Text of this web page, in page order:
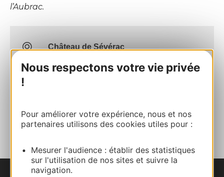
Nous respectons votre vie privée
!
Pour améliorer votre expérience, nous et nos
partenaires utilisons des cookies utiles pour :
Mesurer l'audience : établir des statistiques
sur l'utilisation de nos sites et suivre la
navigation.
l’Aubrac.
Château de Sévérac
AJOUTER
AU CARNET